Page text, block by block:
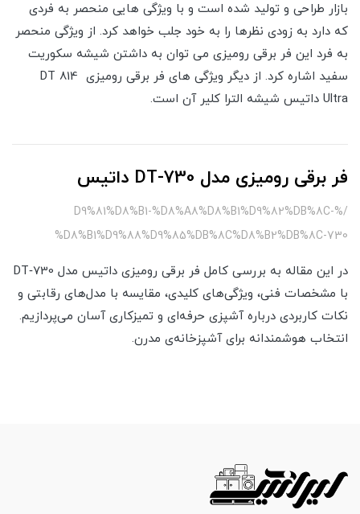
بازار طراحی و تولید شده است و با ویژگی هایی منحصر به فردی
که دارد به زودی نظرها را به خود جلب خواهد کرد. از ویژگی منحصر
به فرد این فر برقی رومیزی می توان به داشتن شیشه سکوریت
سفید اشاره کرد. از دیگر ویژگی های فر برقی رومیزی DT 814
Ultra داتیس شیشه الترا کلیر آن است.
فر برقی رومیزی مدل DT-730 داتیس
/%D9%81%D8%B1-%D8%A8%D8%B1%D9%82%DB%8C-
%D8%B1%D9%88%D9%85%DB%8C%D8%B2%DB%8C-730
در این مقاله به بررسی کامل فر برقی رومیزی داتیس مدل DT‑730
با مشخصات فنی، ویژگی‌های کلیدی، مقایسه با مدل‌های رقابتی و
نکات کاربردی درباره آشپزی حرفه‌ای و تمیزکاری آسان می‌پردازیم.
انتخاب هوشمندانه برای آشپزخانه‌ی مدرن.